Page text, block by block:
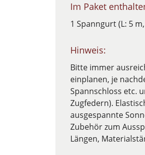
Im Paket
1 Spanngurt (L: 5
Hinweis:
Bitte immer
einplanen, je
Spannschloss etc.
Zugfedern).
ausgespannte
Zubehör zum
Längen,